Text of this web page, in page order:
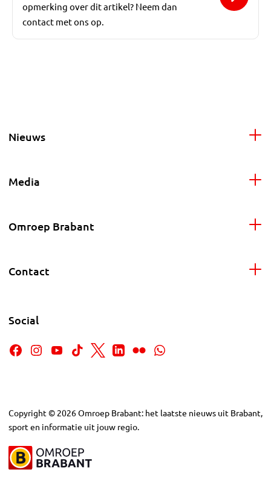
opmerking over dit artikel? Neem dan
contact met ons op.
Nieuws
Media
Omroep Brabant
Contact
Social
Copyright © 2026Omroep Brabant: het laatste nieuws uit Brabant,
sport en informatie uit jouw regio.